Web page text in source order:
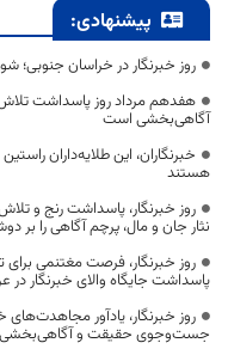
پیشنهادی:
روز خبرنگار در خراسان جنوبی؛
هفدهم مرداد روز پاسداشت
آگاهی‌بخشی است
خبرنگاران، این طلایه‌داران
هستند
روز خبرنگار، پاسداشت رنج و
نثار جان و مال، پرچم آگاهی را بر
روز خبرنگار، فرصت مغتنمی
پاسداشت جایگاه والای خبرنگار
روز خبرنگار، یادآور
جست‌وجوی حقیقت و آگاهی‌بخشی